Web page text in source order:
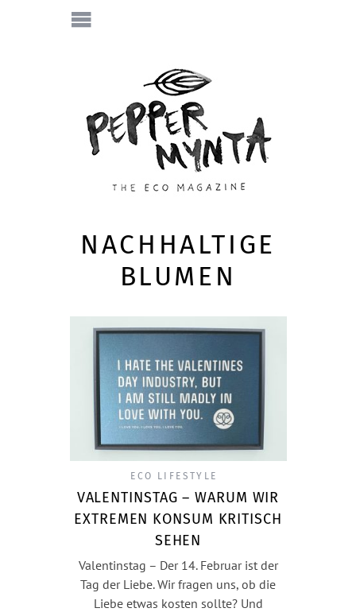
NACHHALTIGE
BLUMEN
ECO LIFESTYLE
VALENTINSTAG – WARUM WIR
EXTREMEN KONSUM KRITISCH
SEHEN
Valentinstag – Der 14. Februar ist der
Tag der Liebe. Wir fragen uns, ob die
Liebe etwas kosten sollte? Und